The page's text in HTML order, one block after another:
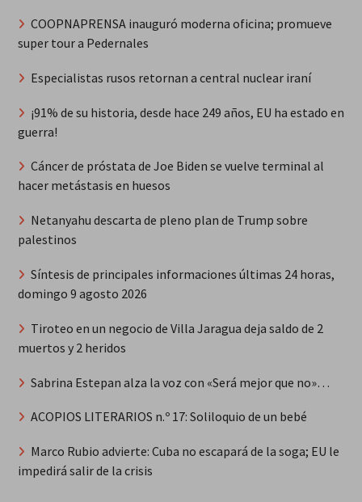
COOPNAPRENSA inauguró moderna oficina; promueve
super tour a Pedernales
Especialistas rusos retornan a central nuclear iraní
¡91% de su historia, desde hace 249 años, EU ha estado en
guerra!
Cáncer de próstata de Joe Biden se vuelve terminal al
hacer metástasis en huesos
Netanyahu descarta de pleno plan de Trump sobre
palestinos
Síntesis de principales informaciones últimas 24 horas,
domingo 9 agosto 2026
Tiroteo en un negocio de Villa Jaragua deja saldo de 2
muertos y 2 heridos
Sabrina Estepan alza la voz con «Será mejor que no»…
ACOPIOS LITERARIOS n.º 17: Soliloquio de un bebé
Marco Rubio advierte: Cuba no escapará de la soga; EU le
impedirá salir de la crisis